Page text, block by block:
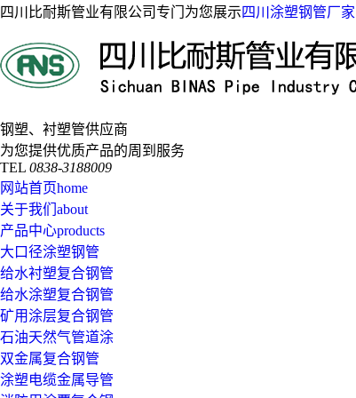
四川比耐斯管业有限公司专门为您展示四川涂塑钢管厂家
钢塑、衬塑管供应商
为您提供优质产品的周到服务
TEL 0838-3188009
网站首页home
关于我们 about
产品中心products
大口径涂塑钢管
给水衬塑复合钢管
给水涂塑复合钢管
矿用涂层复合钢管
石油天然气管道涂
双金属复合钢管
涂塑电缆金属导管